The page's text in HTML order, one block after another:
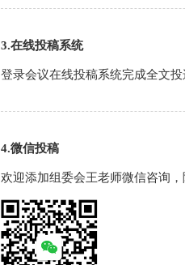
3.在线投稿系统
登录会议在线投稿系统完成全文投
4.微信投稿
欢迎添加组委会王老师微信咨询，